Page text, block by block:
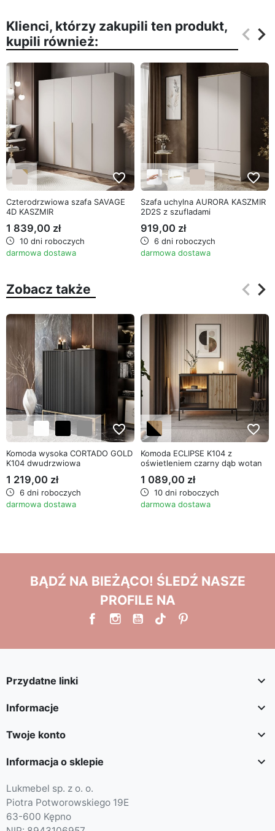
Klienci, którzy zakupili ten produkt,
kupili również:
keyboard_arrow_left
keyboard_arrow_right
favorite_border
Czterodrzwiowa szafa SAVAGE
4D KASZMIR
1 839,00 zł
10 dni roboczych
darmowa dostawa
favorite_border
Szafa uchylna AURORA KASZMIR
2D2S z szufladami
919,00 zł
6 dni roboczych
darmowa dostawa
Zobacz także keyboard_arrow_left
keyboard_arrow_right
favorite_border
Komoda wysoka CORTADO GOLD
K104 dwudrzwiowa
1 219,00 zł
6 dni roboczych
darmowa dostawa
favorite_border
Komoda ECLIPSE K104 z
oświetleniem czarny dąb wotan
1 089,00 zł
10 dni roboczych
darmowa dostawa
BĄDŹ NA BIEŻĄCO! ŚLEDŹ NASZE
PROFILE NA
Przydatne linki 
Informacje 
Twoje konto 
Informacja o sklepie 
Lukmebel sp. z o. o.
Piotra Potworowskiego 19E
63-600 Kępno